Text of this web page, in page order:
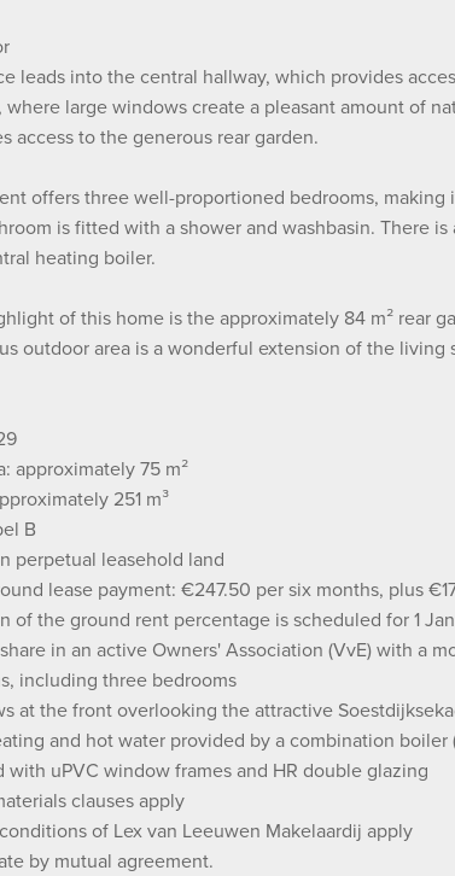
leads into the central hallway, which provides
where large windows create a pleasant amount of
access to the generous rear garden.
offers three well-proportioned bedrooms,
is fitted with a shower and washbasin. There
heating boiler.
of this home is the approximately 84 m² rear
outdoor area is a wonderful extension of the
approximately 75 m²
251 m³
B
perpetual leasehold land
lease payment: €247.50 per six months, plus
of the ground rent percentage is scheduled for 1
in an active Owners' Association (VvE) with a
including three bedrooms
at the front overlooking the attractive
and hot water provided by a combination boiler
with uPVC window frames and HR double glazing
clauses apply
of Lex van Leeuwen Makelaardij apply
by mutual agreement.